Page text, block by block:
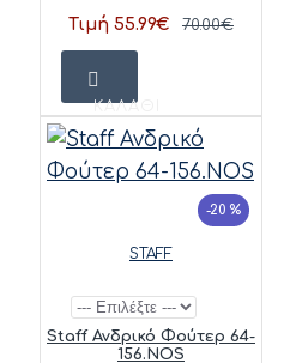
Τιμή 55.99€ 70.00€
ΚΑΛΆΘΙ
-20 %
STAFF
Staff Ανδρικό Φούτερ 64-
156.NOS